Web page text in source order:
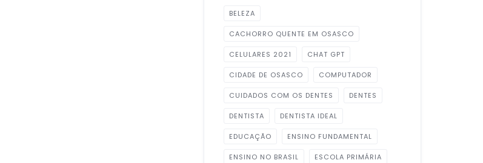
BELEZA
CACHORRO QUENTE EM OSASCO
CELULARES 2021 CHAT GPT
CIDADE DE OSASCO COMPUTADOR
CUIDADOS COM OS DENTES DENTES
DENTISTA DENTISTA IDEAL
EDUCAÇÃO ENSINO FUNDAMENTAL
ENSINO NO BRASIL ESCOLA PRIMÁRIA